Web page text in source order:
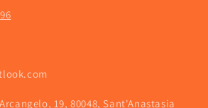
19, 80048, Sant'Anastasia